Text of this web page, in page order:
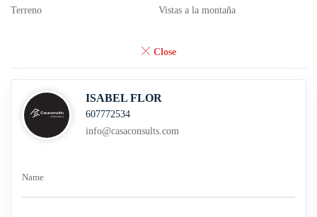
Terreno Vistas a la montaña
Close
ISABEL FLOR
607772534
info@casaconsults.com
Name